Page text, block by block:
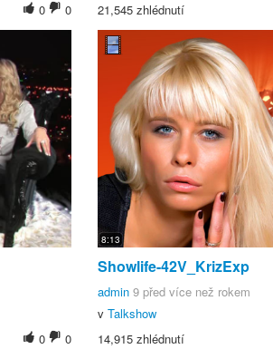
0
0 21,545 zhlédnutí
0
0
8:13
Showlife-42V_KrizExp
admin 9 před více než rokem
v Talkshow
14,915 zhlédnutí